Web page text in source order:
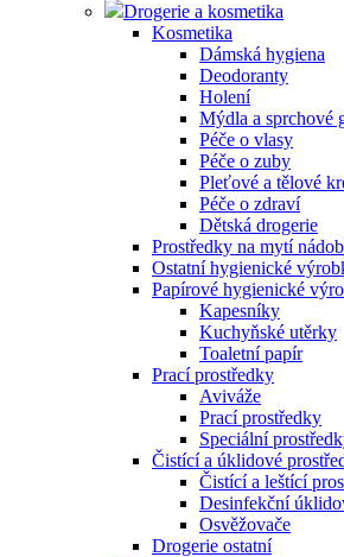
Drogerie a kosmetika
Kosmetika
Dámská hygiena
Deodoranty
Holení
Mýdla a sprchové
Péče o vlasy
Péče o zuby
Pleťové a tělové
Péče o zdraví
Dětská drogerie
Prostředky na mytí
Ostatní hygienické
Papírové hygienické
Kapesníky
Kuchyňské utěrky
Toaletní papír
Prací prostředky
Aviváže
Prací prostředky
Speciální
Čistící a úklidové
Čistící a leštící
Desinfekční
Osvěžovače
Drogerie ostatní